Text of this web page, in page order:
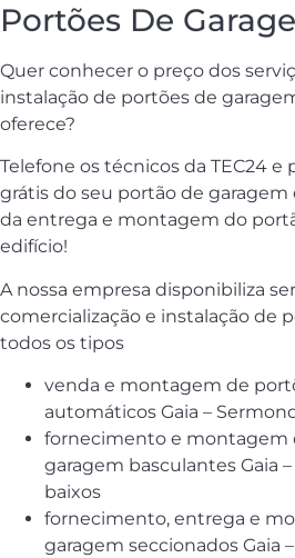
Portões De
Quer conhecer o preço dos
instalação de portões de
oferece?
Telefone os técnicos da TEC24
grátis do seu portão de
da entrega e montagem do
edifício!
A nossa empresa disponibiliza
comercialização e instalação de
todos os tipos
venda e montagem de
automáticos Gaia –
fornecimento e montagem
garagem basculantes Gaia
baixos
fornecimento, entrega e
garagem seccionados Gaia